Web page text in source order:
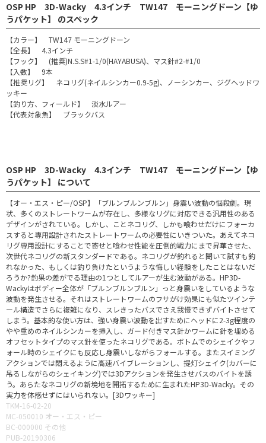
OSP HP 3D-Wacky 4.3インチ TW147 モーニングドーン【ゆ
うパケット】 のスペック
【カラー】 TW147 モーニングドーン
【全長】 4.3インチ
【フック】 (推奨)N.S.S#1-1/0(HAYABUSA)、マス針#2-#1/0
【入数】 9本
【推奨リグ】 ネコリグ(ネイルシンカー0.9-5g)、ノーシンカー、ジグヘッドワ
ッキー
【釣り方、フィールド】 淡水ルアー
【代表対象魚】 ブラックバス
OSP HP 3D-Wacky 4.3インチ TW147 モーニングドーン【ゆ
うパケット】 について
【オー・エス・ピー/OSP】「ブルンブルンブルン」身震い波動の悩殺劇。現
状、多くのストレートワームが存在し、多様なリグに対応できる汎用性のある
デザインがされている。しかし、ことネコリグ、しかも喰わせだけにフォーカ
スすると専用設計されたストレートワームの必要性にいきついた。あえてネコ
リグ専用設計にすることで寄せと喰わせ性能を圧倒的戦力にまで昇華させた、
次世代ネコリグの新スタンダードである。ネコリグが釣れると聞いて試すも釣
れなかった、もしくは釣り負けたというような悔しい経験をしたことはないだ
ろうか?釣果の差がでる理由の1つとしてルアーが生む波動がある。HP3D-
Wackyはボディー全体が「ブルンブルンブルン」っと身震いをしているような
波動を発生させる。それはストレートワームのフサがけ効果にも似たツインテ
ール構造でさらに複雑になり、スレきったバスでさえ我慢できずバイトさせて
しまう。基本的な使い方は、強い身震い波動を出すためにヘッドに2-3g程度の
やや重めのネイルシンカーを挿入し、ガード付きマス針かワームに針を埋める
オフセットタイプのマス針を使ったネコリグである。ボトムでのシェイクやフ
ォール時のシェイクにも反応し身震いしながらフォールする。またスイミング
アクションでは悶えるように高速バイブレーションし、提灯シェイク(カバーに
吊るしながらのシェイキング)では3Dアクションを発生させバスのバイトを誘
う。あらたなネコリグの新境地を開拓するために生まれたHP3D-Wacky。その
実力を体感せずにはいられない。[3Dワッキー]
TKM-16-02-20
MC-050010 オー・エス・ピー
BC-000000 その他
PUB-20190306